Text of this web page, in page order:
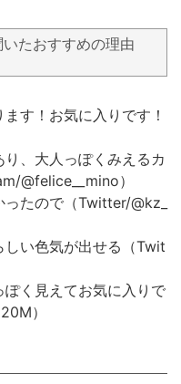
いたおすすめの理由
す！お気に入りです！
り、大人っぽくみえるカ
@felice__mino）
たので（Twitter/@kz_
しい色気が出せる（Twit
ぽく見えてお気に入りで
）